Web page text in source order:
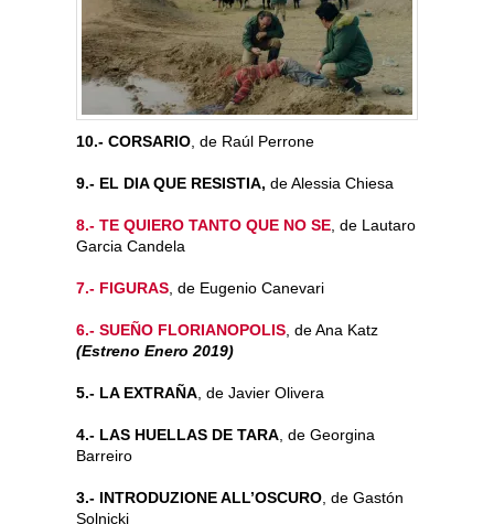
10.- CORSARIO , de Raúl Perrone
9.- EL DIA QUE RESISTIA, de Alessia Chiesa
8.- TE QUIERO TANTO QUE NO SE , de Lautaro
Garcia Candela
7.- FIGURAS , de Eugenio Canevari
6.- SUEÑO FLORIANOPOLIS , de Ana Katz
(Estreno Enero 2019)
5.- LA EXTRAÑA , de Javier Olivera
4.- LAS HUELLAS DE TARA , de Georgina
Barreiro
3.- INTRODUZIONE ALL’OSCURO , de Gastón
Solnicki